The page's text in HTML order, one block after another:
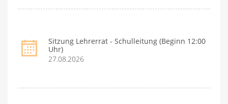
Sitzung Lehrerrat - Schulleitung (Beginn 12:00
Uhr)
27.08.2026